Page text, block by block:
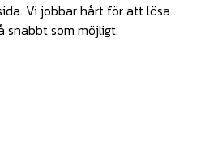
Vi jobbar hårt för att lösa
snabbt som möjligt.